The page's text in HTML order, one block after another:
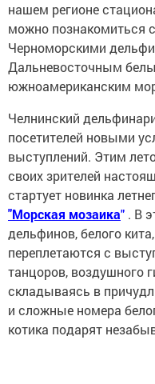
нашем регионе
можно познакомиться
Черноморскими
Дальневосточным
южноамериканским
Челнинский
посетителей новыми
выступлений. Этим
своих зрителей
стартует новинка
"Морская мозаика" . В
дельфинов, белого
переплетаются с
танцоров, воздушного
складываясь в
и сложные номера
котика подарят